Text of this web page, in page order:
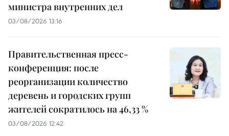
министра внутренних дел
03/08/2026 13:16
Правительственная пресс-
конференция: после
реорганизации количество
деревень и городских групп
жителей сократилось на 46,33 %
03/08/2026 12:42